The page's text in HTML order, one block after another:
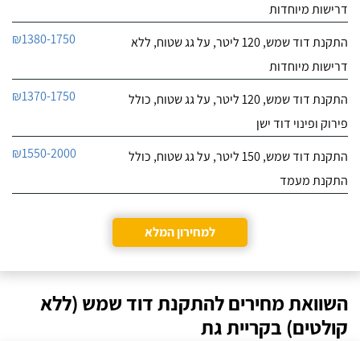
דרישות מיוחדות
התקנת דוד שמש, 120 ליטר, על גג שטוח, ללא
דרישות מיוחדות
₪1380-1750
התקנת דוד שמש, 120 ליטר, על גג שטוח, כולל
פירוק ופינוי דוד ישן
₪1370-1750
התקנת דוד שמש, 150 ליטר, על גג שטוח, כולל
התקנת מעמד
₪1550-2000
למחירון המלא
השוואת מחירים להתקנת דוד שמש (ללא
קולטים) בקריית גת